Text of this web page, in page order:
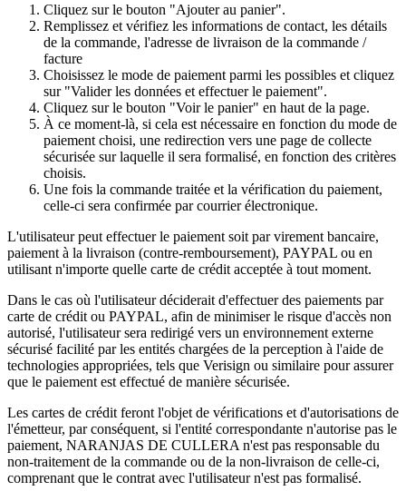
Cliquez sur le bouton "Ajouter au panier".
Remplissez et vérifiez les informations de contact, les détails
de la commande, l'adresse de livraison de la commande /
facture
Choisissez le mode de paiement parmi les possibles et cliquez
sur "Valider les données et effectuer le paiement".
Cliquez sur le bouton "Voir le panier" en haut de la page.
À ce moment-là, si cela est nécessaire en fonction du mode de
paiement choisi, une redirection vers une page de collecte
sécurisée sur laquelle il sera formalisé, en fonction des critères
choisis.
Une fois la commande traitée et la vérification du paiement,
celle-ci sera confirmée par courrier électronique.
L'utilisateur peut effectuer le paiement soit par virement bancaire,
paiement à la livraison (contre-remboursement), PAYPAL ou en
utilisant n'importe quelle carte de crédit acceptée à tout moment.
Dans le cas où l'utilisateur déciderait d'effectuer des paiements par
carte de crédit ou PAYPAL, afin de minimiser le risque d'accès non
autorisé, l'utilisateur sera redirigé vers un environnement externe
sécurisé facilité par les entités chargées de la perception à l'aide de
technologies appropriées, tels que Verisign ou similaire pour assurer
que le paiement est effectué de manière sécurisée.
Les cartes de crédit feront l'objet de vérifications et d'autorisations de
l'émetteur, par conséquent, si l'entité correspondante n'autorise pas le
paiement, NARANJAS DE CULLERA n'est pas responsable du
non-traitement de la commande ou de la non-livraison de celle-ci,
comprenant que le contrat avec l'utilisateur n'est pas formalisé.